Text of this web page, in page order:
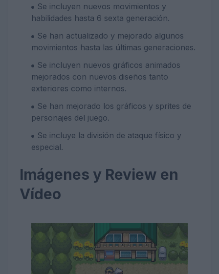
Se incluyen nuevos movimientos y
habilidades hasta 6 sexta generación.
Se han actualizado y mejorado algunos
movimientos hasta las últimas generaciones.
Se incluyen nuevos gráficos animados
mejorados con nuevos diseños tanto
exteriores como internos.
Se han mejorado los gráficos y sprites de
personajes del juego.
Se incluye la división de ataque físico y
especial.
Imágenes y Review en
Vídeo